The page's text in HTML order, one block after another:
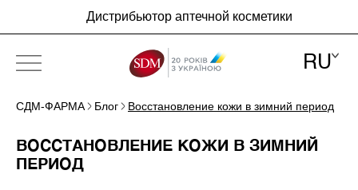
Дистрибьютор аптечной косметики
RU
БРЕНДЫ
СДМ-ФАРМА Блог Восстановление кожи в зимний период
ВОССТАНОВЛЕНИЕ КОЖИ В ЗИМНИЙ
ПЕРИОД